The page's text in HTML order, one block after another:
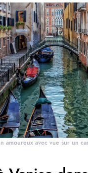
amoureux avec vue sur un